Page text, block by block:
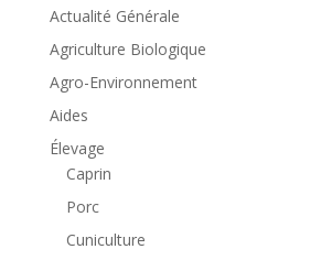
Actualité Générale
Agriculture Biologique
Agro-Environnement
Aides
Élevage
Caprin
Porc
Cuniculture